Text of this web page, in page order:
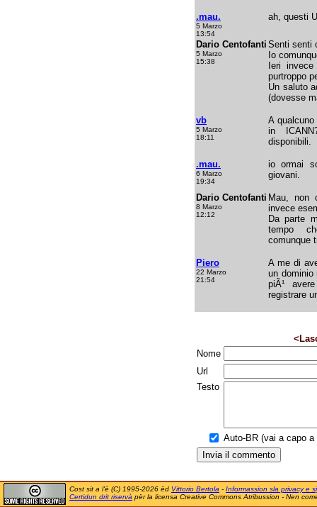
.mau.
5 Marzo
13:54
ah, questi
Dario Centofanti
5 Marzo
15:38
Senti senti
Io
Ieri
purtroppo
Un saluto
(dovesse
vb
5 Marzo
18:11
A
in
disponibili.
.mau.
6 Marzo
19:34
io ormai
giovani.
Dario Centofanti
8 Marzo
12:12
Mau, non
invece
Da parte
tempo
comunque
Piero
22 Marzo
21:54
A me di
un dominio
piÃ¹
registrare
Nome
Url
Testo
Auto-BR (vai a capo a
Cost sit a l'è (C) 1995-2026 ëd Vittorio Bertola - Informassion sla privacy e
Certidun drit riservà për la licensa Creative Commons Atribussion - Nen